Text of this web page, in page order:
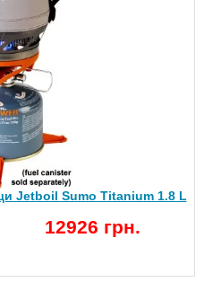
Jetboil Sumo Titanium 1.8 L
12926 грн.